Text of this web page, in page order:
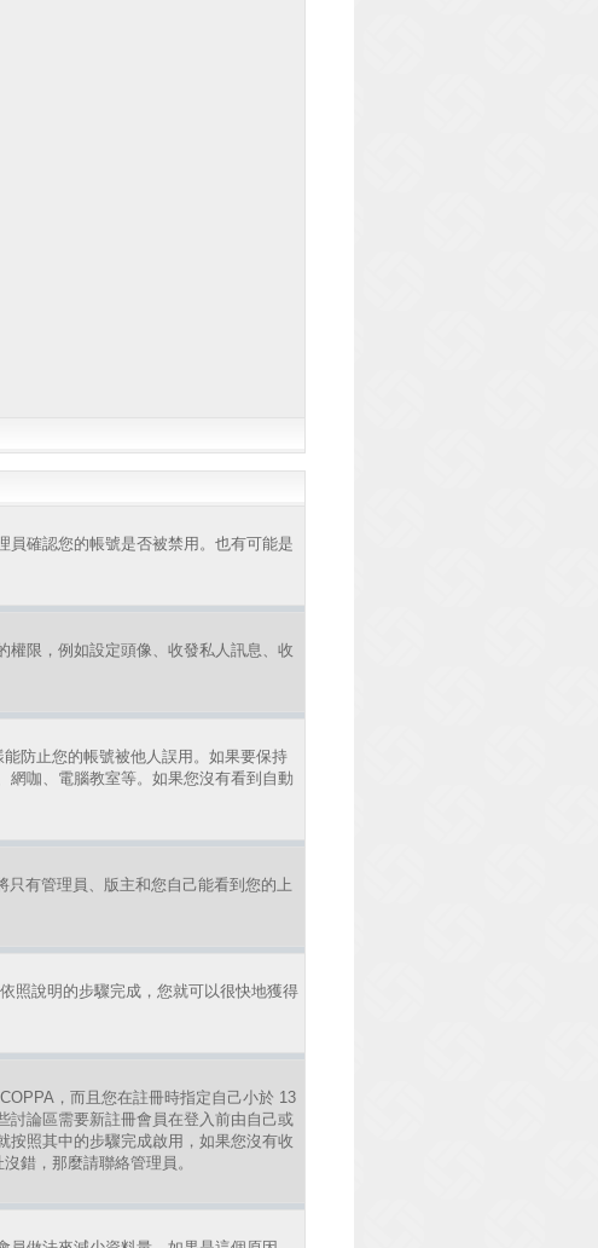
員確認您的帳號是否被禁用。也有可能是
權限，例如設定頭像、收發私人訊息、收
防止您的帳號被他人誤用。如果要保持
網咖、電腦教室等。如果您沒有看到自動
只有管理員、版主和您自己能看到您的上
照說明的步驟完成，您就可以很快地獲得
，而且您在註冊時指定自己小於 13
討論區需要新註冊會員在登入前由自己或
按照其中的步驟完成啟用，如果您沒有收
錯，那麼請聯絡管理員。